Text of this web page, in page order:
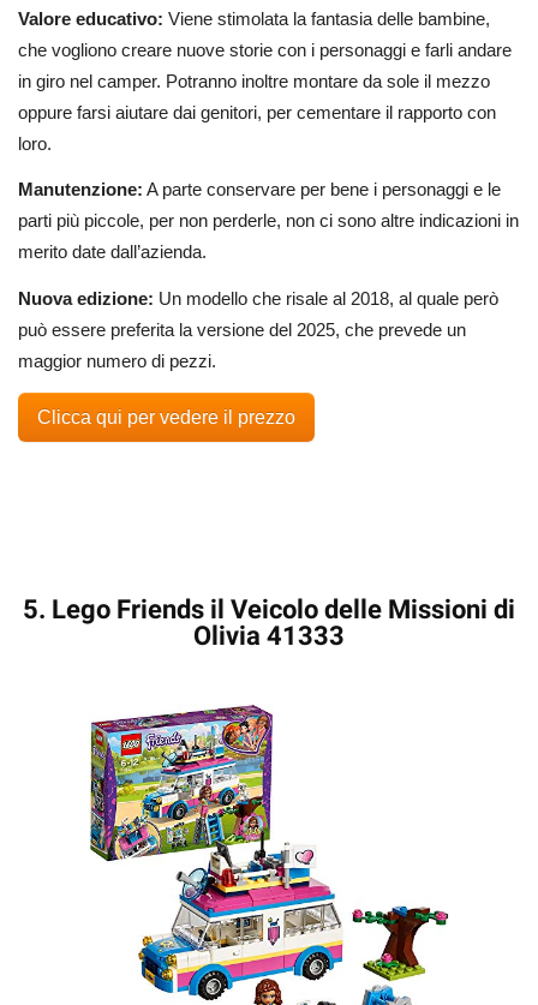
Valore educativo: Viene stimolata la fantasia delle bambine,
che vogliono creare nuove storie con i personaggi e farli andare
in giro nel camper. Potranno inoltre montare da sole il mezzo
oppure farsi aiutare dai genitori, per cementare il rapporto con
loro.
Manutenzione: A parte conservare per bene i personaggi e le
parti più piccole, per non perderle, non ci sono altre indicazioni in
merito date dall’azienda.
Nuova edizione: Un modello che risale al 2018, al quale però
può essere preferita la versione del 2025, che prevede un
maggior numero di pezzi.
Clicca qui per vedere il prezzo
5. Lego Friends il Veicolo delle Missioni di
Olivia 41333